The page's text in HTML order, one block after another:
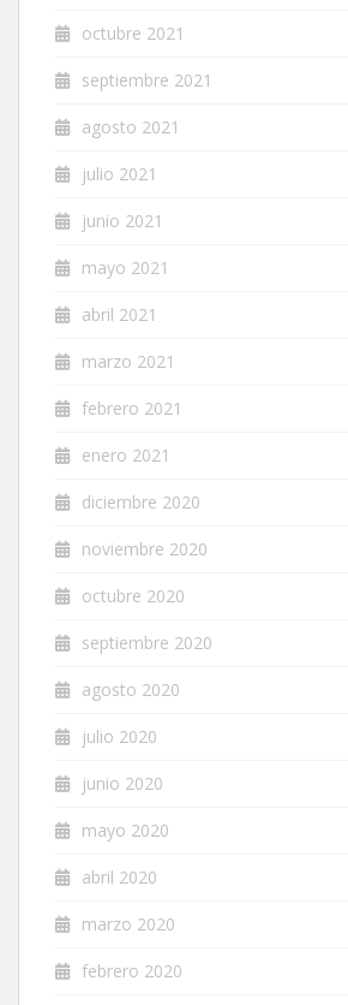
octubre 2021
septiembre 2021
agosto 2021
julio 2021
junio 2021
mayo 2021
abril 2021
marzo 2021
febrero 2021
enero 2021
diciembre 2020
noviembre 2020
octubre 2020
septiembre 2020
agosto 2020
julio 2020
junio 2020
mayo 2020
abril 2020
marzo 2020
febrero 2020